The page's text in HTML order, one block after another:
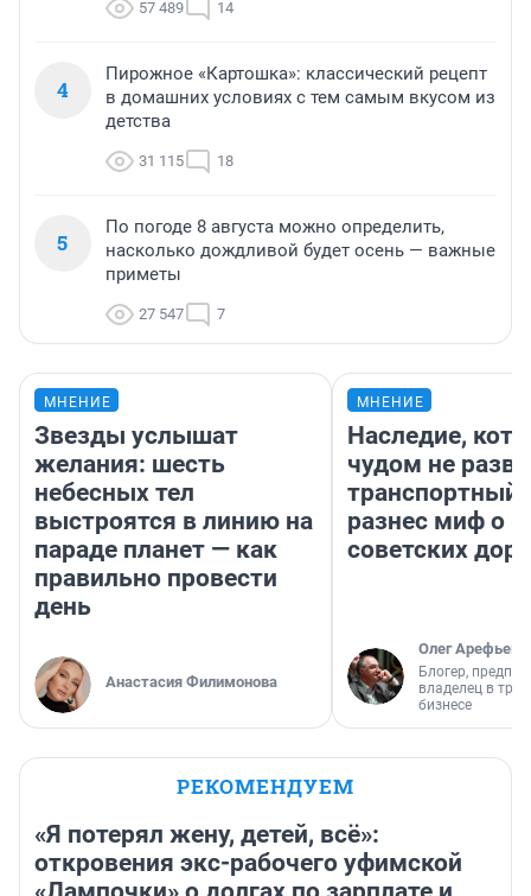
57 489 14
4
Пирожное «Картошка»: классический рецепт
в домашних условиях с тем самым вкусом из
детства
31 115 18
5
По погоде 8 августа можно определить,
насколько дождливой будет осень — важные
приметы
27 547 7
МНЕНИЕ
Звезды услышат
желания: шесть
небесных тел
выстроятся в линию на
параде планет — как
правильно провести
день
Анастасия Филимонова
МНЕНИЕ
Наследие,
чудом не
транспортный
разнес миф о
советских
Олег Арефьев
Блогер,
владелец в
бизнесе
РЕКОМЕНДУЕМ
«Я потерял жену, детей, всё»:
откровения экс-рабочего уфимской